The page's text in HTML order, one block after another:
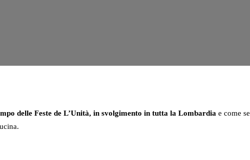
delle Feste de L’Unità, in svolgimento in tutta la Lombardia e come